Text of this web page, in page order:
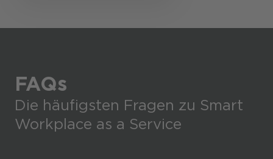
FAQs
Die häufigsten Fragen zu Smart
Workplace as a Service